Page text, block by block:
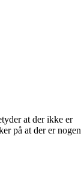
at der ikke er
på at der er nogen